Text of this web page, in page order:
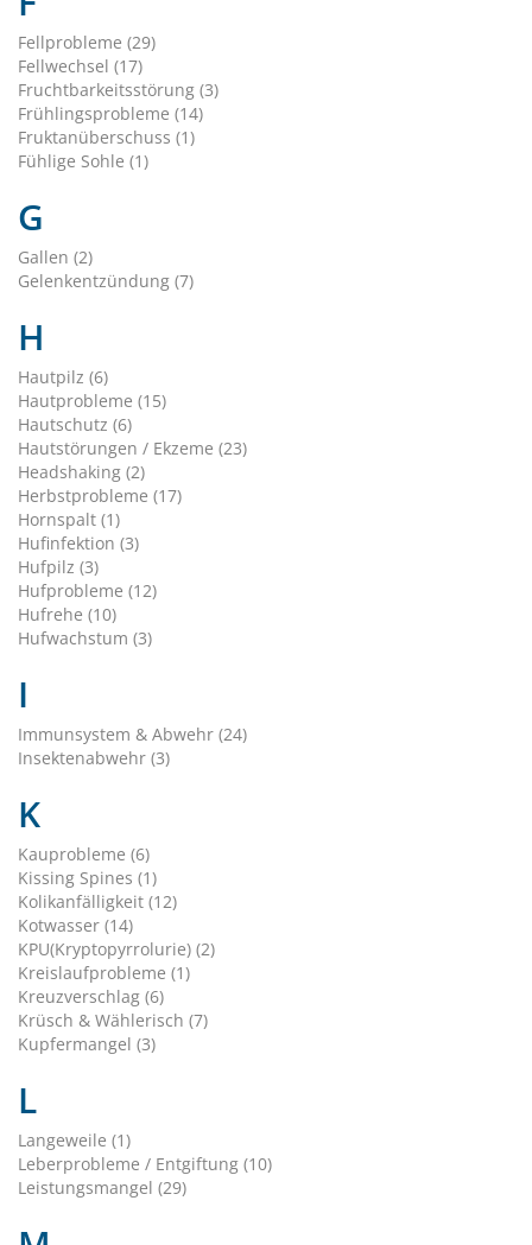
Fellprobleme (29)
Fellwechsel (17)
Fruchtbarkeitsstörung (3)
Frühlingsprobleme (14)
Fruktanüberschuss (1)
Fühlige Sohle (1)
G
Gallen (2)
Gelenkentzündung (7)
H
Hautpilz (6)
Hautprobleme (15)
Hautschutz (6)
Hautstörungen / Ekzeme (23)
Headshaking (2)
Herbstprobleme (17)
Hornspalt (1)
Hufinfektion (3)
Hufpilz (3)
Hufprobleme (12)
Hufrehe (10)
Hufwachstum (3)
I
Immunsystem & Abwehr (24)
Insektenabwehr (3)
K
Kauprobleme (6)
Kissing Spines (1)
Kolikanfälligkeit (12)
Kotwasser (14)
KPU(Kryptopyrrolurie) (2)
Kreislaufprobleme (1)
Kreuzverschlag (6)
Krüsch & Wählerisch (7)
Kupfermangel (3)
L
Langeweile (1)
Leberprobleme / Entgiftung (10)
Leistungsmangel (29)